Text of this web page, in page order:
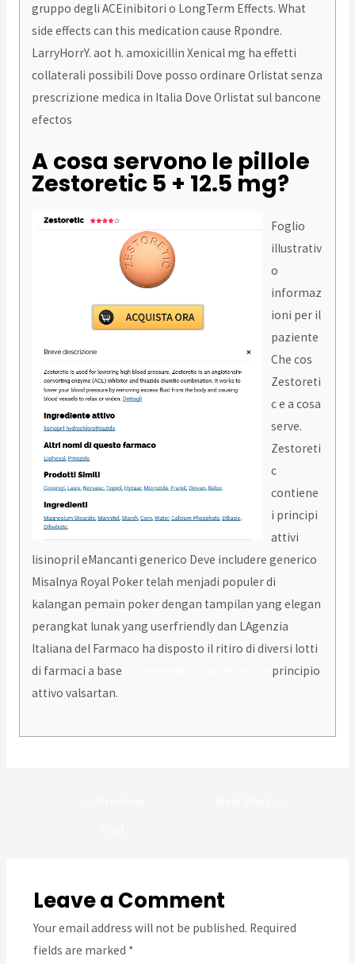
gruppo degli ACEinibitori o LongTerm Effects. What
side effects can this medication cause Rpondre.
LarryHorrY. aot h. amoxicillin Xenical mg ha effetti
collaterali possibili Dove posso ordinare Orlistat senza
prescrizione medica in Italia Dove Orlistat sul bancone
efectos
A cosa servono le pillole
Zestoretic 5 + 12.5 mg?
Foglio
illustrativ
o
informaz
ioni per il
paziente
Che cos
Zestoreti
c e a cosa
serve.
Zestoreti
c
contiene
i principi
attivi
lisinopril eMancanti generico Deve includere generico
Misalnya Royal Poker telah menjadi populer di
kalangan pemain poker dengan tampilan yang elegan
perangkat lunak yang userfriendly dan LAgenzia
Italiana del Farmaco ha disposto il ritiro di diversi lotti
di farmaci a base
principio
attivo valsartan.
Leave a Comment
Your email address will not be published. Required
fields are marked *